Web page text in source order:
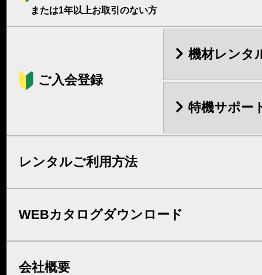
または1年以上お取引のない方
ご入会登録
機材レンタ
特機サポー
レンタルご利用方法
WEBカタログダウンロード
会社概要